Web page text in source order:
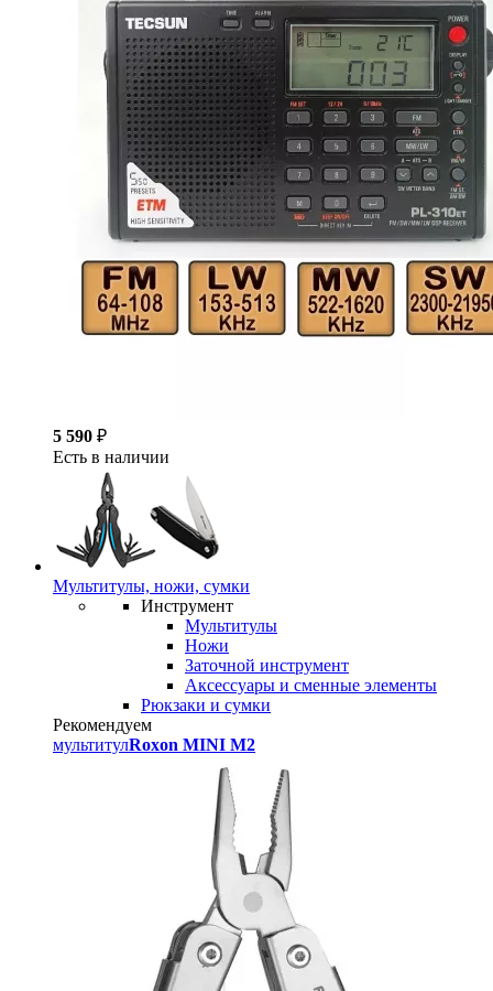
5 590 ₽
Есть в наличии
Мультитулы, ножи, сумки
Инструмент
Мультитулы
Ножи
Заточной инструмент
Аксессуары и сменные элементы
Рюкзаки и сумки
Рекомендуем
мультитулRoxon MINI M2